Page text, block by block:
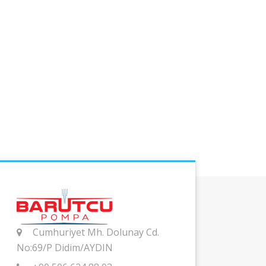
Cumhuriyet Mh. Dolunay Cd.
No:69/P Didim/AYDIN